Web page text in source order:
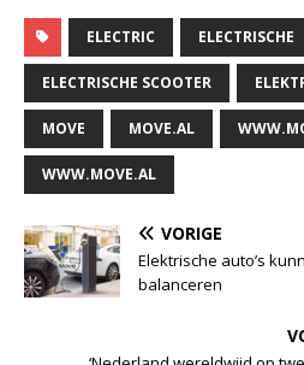
ELECTRIC ELECTRISCHE
ELECTRISCHE SCOOTER
MOVE MOVE.AL
WWW.MOVE.AL
VORIGE
Elektrische auto’s
balanceren